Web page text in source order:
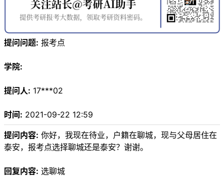
提问问题: 报考点
学院:
提问人: 17***02
时间: 2021-09-22 12:59
提问内容: 你好，我现在待业，户籍在聊城，现与父母居住在
泰安，报考点选择聊城还是泰安？谢谢。
回复内容: 选聊城